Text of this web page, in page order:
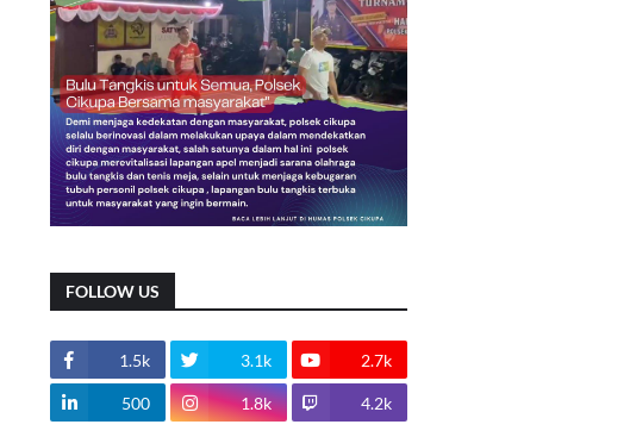
FOLLOW US
1.5k 3.1k 2.7k
500 1.8k 4.2k